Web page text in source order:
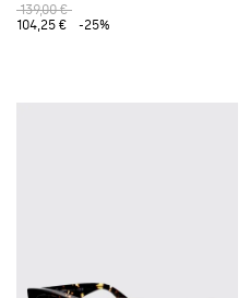
139,00 €
104,25 €
-25%